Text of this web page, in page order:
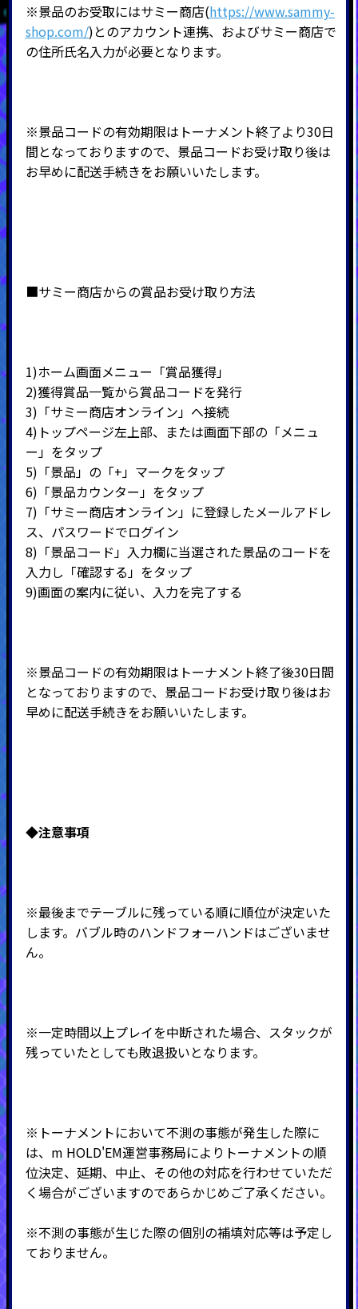
※景品のお受取にはサミー商店(https://www.sammy-
shop.com/)とのアカウント連携、およびサミー商店で
の住所氏名入力が必要となります。
※景品コードの有効期限はトーナメント終了より30日
間となっておりますので、景品コードお受け取り後は
お早めに配送手続きをお願いいたします。
■サミー商店からの賞品お受け取り方法
1)ホーム画面メニュー「賞品獲得」
2)獲得賞品一覧から賞品コードを発行
3) 「サミー商店オンライン」へ接続
4) トップページ左上部、または画面下部の「メニュ
ー」をタップ
5) 「景品」の「+ 」マークをタップ
6) 「景品カウンター」をタップ
7) 「サミー商店オンライン」に登録したメールアドレ
ス、パスワードでログイン
8) 「景品コード」入力欄に当選された景品のコードを
入力し「確認する」をタップ
9)画面の案内に従い、入力を完了する
※景品コードの有効期限はトーナメント終了後30日間
となっておりますので、景品コードお受け取り後はお
早めに配送手続きをお願いいたします。
◆注意事項
※最後までテーブルに残っている順に順位が決定いた
します。バブル時のハンドフォーハンドはございませ
ん。
※一定時間以上プレイを中断された場合、スタックが
残っていたとしても敗退扱いとなります。
※トーナメントにおいて不測の事態が発生した際に
は、m HOLD'EM運営事務局によりトーナメントの順
位決定、延期、中止、その他の対応を行わせていただ
く場合がございますのであらかじめご了承ください。
※不測の事態が生じた際の個別の補填対応等は予定し
ておりません。